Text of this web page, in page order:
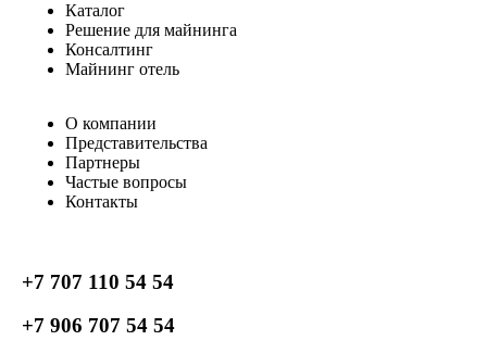
Каталог
Решение для майнинга
Консалтинг
Майнинг отель
О компании
Представительства
Партнеры
Частые вопросы
Контакты
+7 707 110 54 54
+7 906 707 54 54